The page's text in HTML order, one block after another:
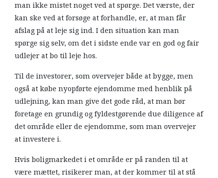
man ikke mistet noget ved at spørge. Det værste, der
kan ske ved at forsøge at forhandle, er, at man får
afslag på at leje sig ind. I den situation kan man
spørge sig selv, om det i sidste ende var en god og fair
udlejer at bo til leje hos.
Til de investorer, som overvejer både at bygge, men
også at købe nyopførte ejendomme med henblik på
udlejning, kan man give det gode råd, at man bør
foretage en grundig og fyldestgørende due diligence af
det område eller de ejendomme, som man overvejer
at investere i.
Hvis boligmarkedet i et område er på randen til at
være mættet, risikerer man, at der kommer til at stå